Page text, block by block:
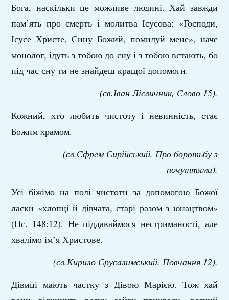
Бога, наскільки це можливе людині. Хай завжди
пам’ять про смерть і молитва Ісусова: «Господи,
Ісусе Христе, Сину Божий, помилуй мене», наче
монолог, ідуть з тобою до сну і з тобою встають, бо
під час сну ти не знайдеш кращої допомоги.
(св.Іван Лісвичник, Слово 15).
Кожний, хто любить чистоту і невинність, стає
Божим храмом.
(св.Єфрем Сирійський, Про боротьбу з
почуттями).
Усі біжімо на полі чистоти за допомогою Божої
ласки «хлопці й дівчата, старі разом з юнацтвом»
(Пс. 148:12). Не піддаваймося нестриманості, але
хвалімо ім’я Христове.
(св.Кирило Єрусалимський, Повчання 12).
Дівиці мають частку з Дівою Марією. Тож хай